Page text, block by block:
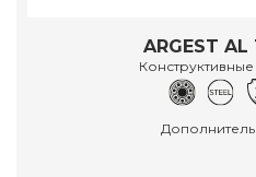
ARGEST AL